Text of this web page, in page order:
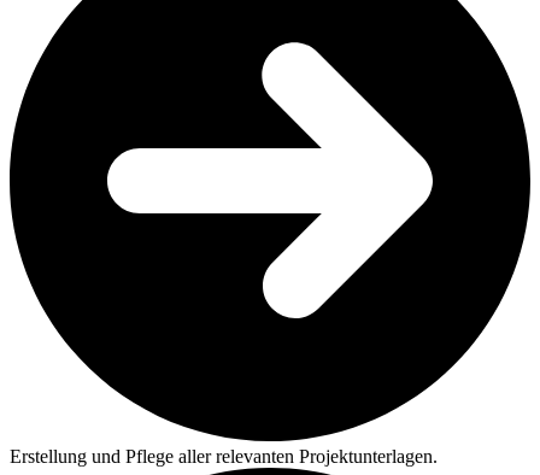
Erstellung und Pflege aller relevanten Projektunterlagen.